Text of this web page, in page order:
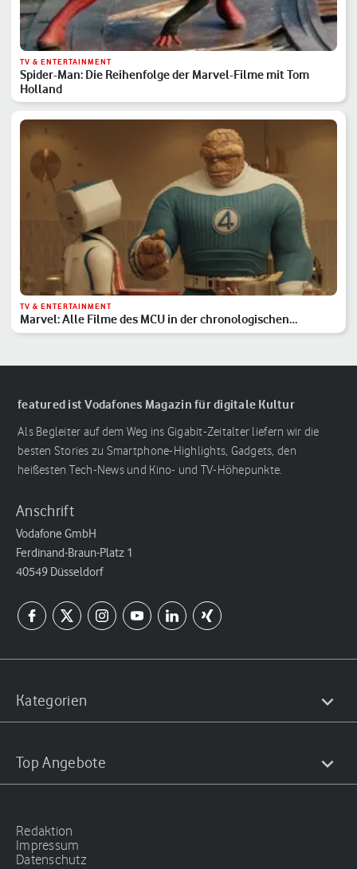
TV & ENTERTAINMENT
Spider-Man: Die Reihenfolge der Marvel-Filme mit Tom
Holland
TV & ENTERTAINMENT
Marvel: Alle Filme des MCU in der chronologischen
Reihenfolge
featured ist Vodafones Magazin für digitale Kultur
Als Begleiter auf dem Weg ins Gigabit-Zeitalter liefern wir die
besten Stories zu Smartphone-Highlights, Gadgets, den
heißesten Tech-News und Kino- und TV-Höhepunkte.
Anschrift
Vodafone GmbH
Ferdinand-Braun-Platz 1
40549 Düsseldorf
Kategorien
Top Angebote
Redaktion
Impressum
Datenschutz